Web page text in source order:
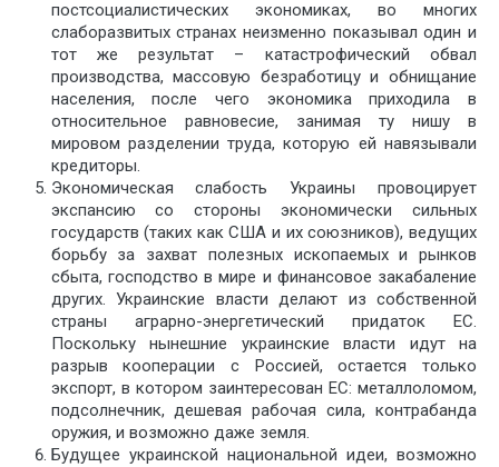
постсоциалистических экономиках, во многих
слаборазвитых странах неизменно показывал один и
тот же результат – катастрофический обвал
производства, массовую безработицу и обнищание
населения, после чего экономика приходила в
относительное равновесие, занимая ту нишу в
мировом разделении труда, которую ей навязывали
кредиторы.
Экономическая слабость Украины провоцирует
экспансию со стороны экономически сильных
государств (таких как США и их союзников), ведущих
борьбу за захват полезных ископаемых и рынков
сбыта, господство в мире и финансовое закабаление
других. Украинские власти делают из собственной
страны аграрно-энергетический придаток ЕС.
Поскольку нынешние украинские власти идут на
разрыв кооперации с Россией, остается только
экспорт, в котором заинтересован ЕС: металлоломом,
подсолнечник, дешевая рабочая сила, контрабанда
оружия, и возможно даже земля.
Будущее украинской национальной идеи, возможно